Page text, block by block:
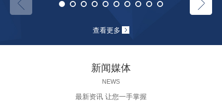
查看更多
新闻媒体
NEWS
最新资讯 让您一手掌握